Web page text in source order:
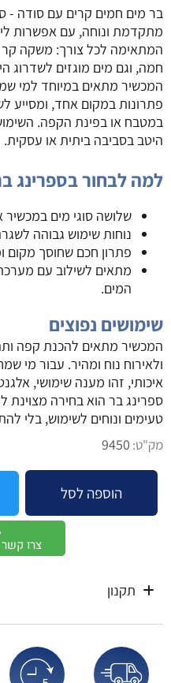
בר מים חמים קרים עם סודה -
מתקדמת ונוחה, עם אפשרות
המתאימה לכל צורך: משקה קר
חמה, וגם מים מוגזים לשדרוג
המכשיר מתאים במיוחד למי
פתרונות במקום אחד, ומסייע
במטבח או בפינת הקפה.
היטב בסביבה ביתית או עסקית.
למה לבחור בספרינג
שלושה סוגי מים במכשיר
נוחות שימוש גבוהה
פתרון חכם שחוסך מקום
מתאים לשילוב עם מערכת
המים.
שימושים נפוצים
המכשיר מתאים להכנת קפה
ולאירוח נוח ומהיר. עבור מי
איכותי, זהו מענה שימושי,
ספרינג בר הוא בחירה מצוינת
טעימים ונוחים לשימוש, בלי
מק"ט: 9450
הוספה לסל
צרו
תקנון